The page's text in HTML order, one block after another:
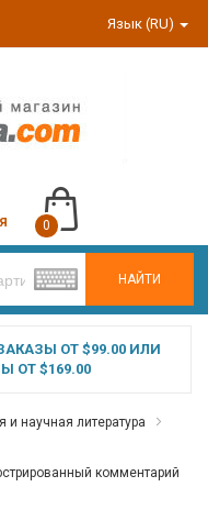
Язык (RU)
НАЙТИ
0
ОТ $99.00 ИЛИ
ОТ $169.00
и научная литература
комментарий